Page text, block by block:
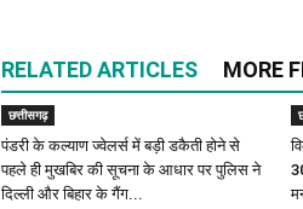
RELATED ARTICLES MORE
छत्तीसगढ़
पंडरी के कल्याण ज्वेलर्स में बड़ी डकैती होने से
पहले ही मुखबिर की सूचना के आधार पर पुलिस ने
दिल्ली और बिहार के गैंग...